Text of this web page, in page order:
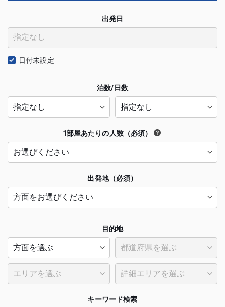
出発地（必須）
出発日
日付未設定
泊数/日数
1部屋あたりの人数（必須）
目的地
キーワード検索